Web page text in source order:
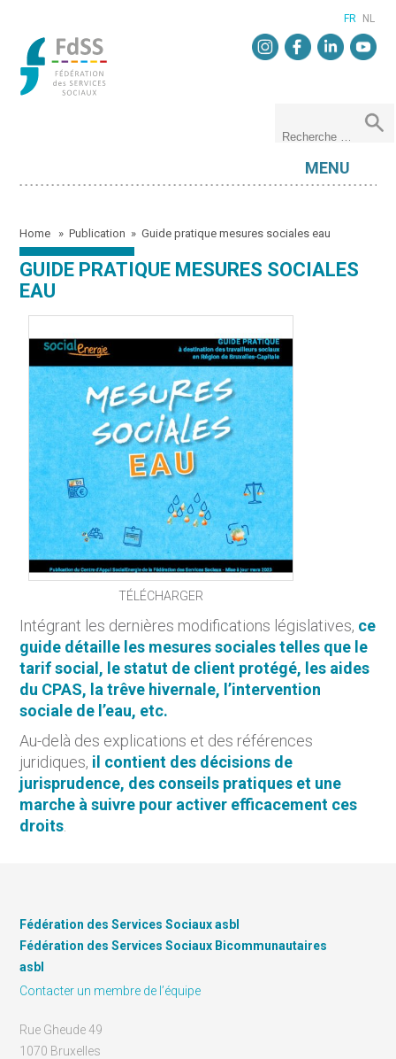
FR NL
MENU
Home »Publication »Guide pratique mesures sociales eau
GUIDE PRATIQUE MESURES SOCIALES
EAU
TÉLÉCHARGER
Intégrant les dernières modifications législatives, ce
guide détaille les mesures sociales telles que le
tarif social, le statut de client protégé, les aides
du CPAS, la trêve hivernale, l’intervention
sociale de l’eau, etc.
Au-delà des explications et des références
juridiques, il contient des décisions de
jurisprudence, des conseils pratiques et une
marche à suivre pour activer efficacement ces
droits
Fédération des Services Sociaux asbl
Fédération des Services Sociaux Bicommunautaires
asbl
Contacter un membre de l’équipe
Rue Gheude 49
1070 Bruxelles